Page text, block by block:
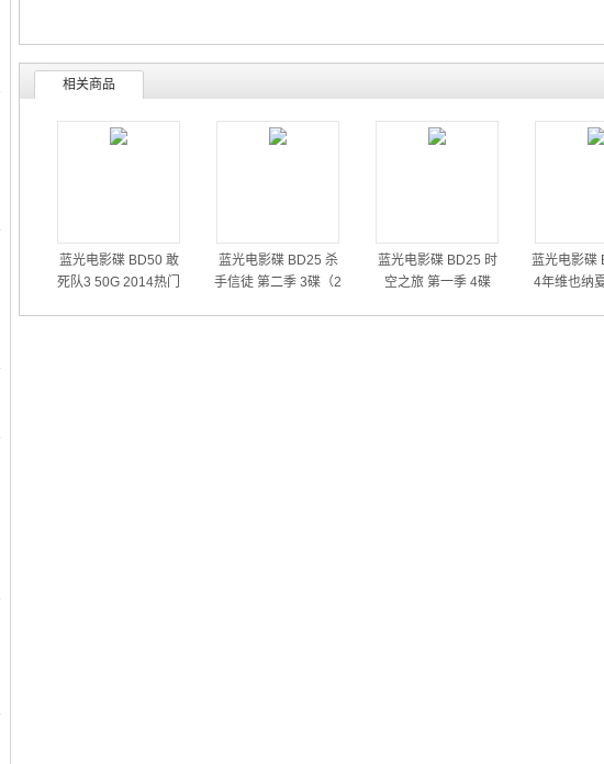
相关商品
蓝光电影碟 BD50 敢
死队3 50G 2014热门
蓝光电影碟 BD25 杀
手信徒 第二季 3碟（2
蓝光电影碟 BD25 时
空之旅 第一季 4碟
蓝光电影碟
4年维也纳